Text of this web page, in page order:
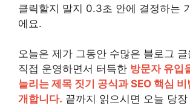
클릭할지 말지 0.3초 안에 결정하는
에요.
오늘은 제가 그동안 수많은 블로그
직접 운영하면서 터득한 방문자 유입
늘리는 제목 짓기 공식과 SEO 핵심
개합니다. 끝까지 읽으시면 오늘 당